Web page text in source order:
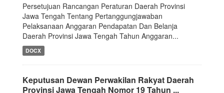
Persetujuan Rancangan Peraturan Daerah Provinsi
Jawa Tengah Tentang Pertanggungjawaban
Pelaksanaan Anggaran Pendapatan Dan Belanja
Daerah Provinsi Jawa Tengah Tahun Anggaran...
DOCX
Keputusan Dewan Perwakilan Rakyat Daerah
Provinsi Jawa Tengah Nomor 19 Tahun ...